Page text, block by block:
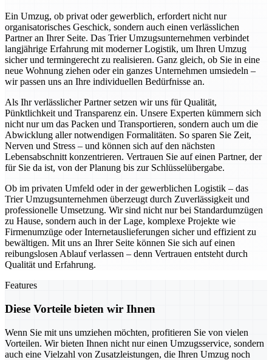
Ein Umzug, ob privat oder gewerblich, erfordert nicht nur
organisatorisches Geschick, sondern auch einen verlässlichen
Partner an Ihrer Seite. Das Trier Umzugsunternehmen verbindet
langjährige Erfahrung mit moderner Logistik, um Ihren Umzug
sicher und termingerecht zu realisieren. Ganz gleich, ob Sie in eine
neue Wohnung ziehen oder ein ganzes Unternehmen umsiedeln –
wir passen uns an Ihre individuellen Bedürfnisse an.
Als Ihr verlässlicher Partner setzen wir uns für Qualität,
Pünktlichkeit und Transparenz ein. Unsere Experten kümmern sich
nicht nur um das Packen und Transportieren, sondern auch um die
Abwicklung aller notwendigen Formalitäten. So sparen Sie Zeit,
Nerven und Stress – und können sich auf den nächsten
Lebensabschnitt konzentrieren. Vertrauen Sie auf einen Partner, der
für Sie da ist, von der Planung bis zur Schlüsselübergabe.
Ob im privaten Umfeld oder in der gewerblichen Logistik – das
Trier Umzugsunternehmen überzeugt durch Zuverlässigkeit und
professionelle Umsetzung. Wir sind nicht nur bei Standardumzügen
zu Hause, sondern auch in der Lage, komplexe Projekte wie
Firmenumzüge oder Internetauslieferungen sicher und effizient zu
bewältigen. Mit uns an Ihrer Seite können Sie sich auf einen
reibungslosen Ablauf verlassen – denn Vertrauen entsteht durch
Qualität und Erfahrung.
Features
Diese Vorteile bieten wir Ihnen
Wenn Sie mit uns umziehen möchten, profitieren Sie von vielen
Vorteilen. Wir bieten Ihnen nicht nur einen Umzugsservice, sondern
auch eine Vielzahl von Zusatzleistungen, die Ihren Umzug noch